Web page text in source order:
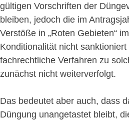
gültigen Vorschriften der
bleiben, jedoch die im
Verstöße in „Roten Gebieten“
Konditionalität nicht sanktioniert
fachrechtliche Verfahren zu
zunächst nicht weiterverfolgt.
Das bedeutet aber auch, dass
Düngung unangetastet bleibt,